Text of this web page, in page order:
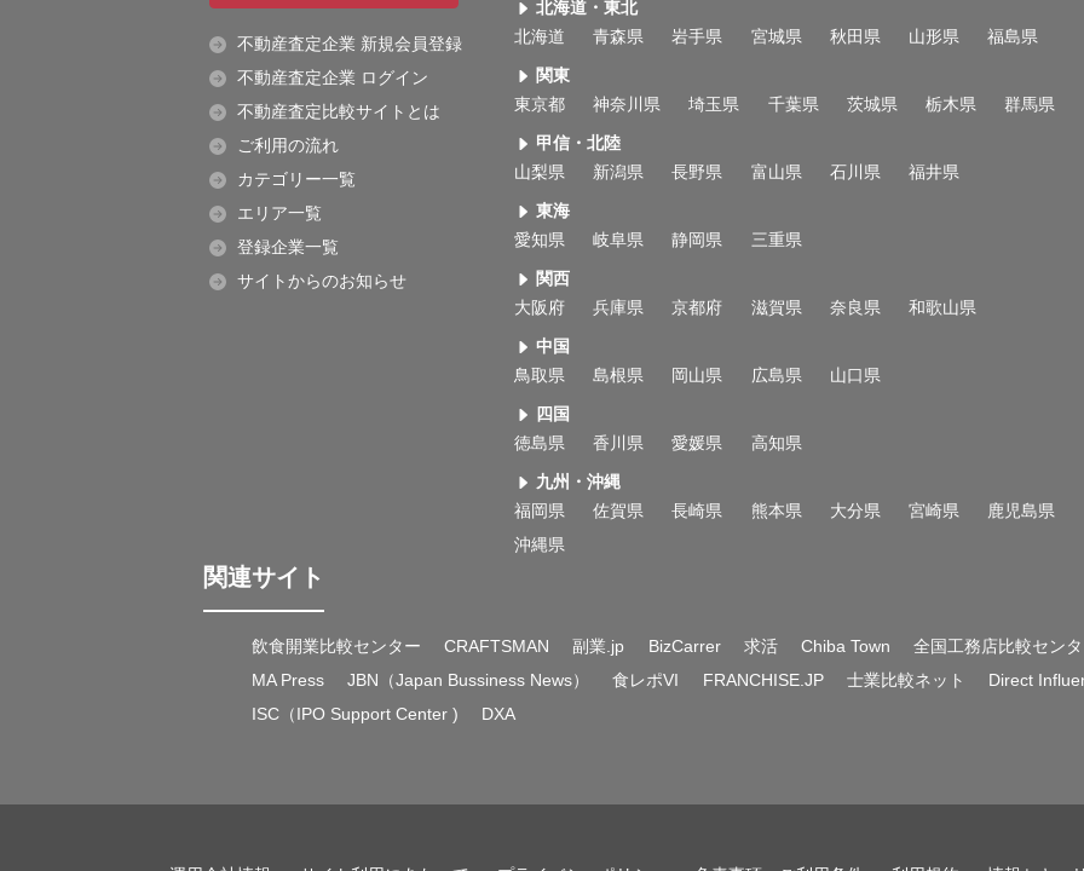
不動産査定企業 新規会員登録
不動産査定企業 ログイン
不動産査定比較サイトとは
ご利用の流れ
カテゴリー一覧
エリア一覧
登録企業一覧
サイトからのお知らせ
北海道・東北
北海道
青森県 岩手県 宮城県 秋田県 山形県 福島県
関東
東京都
神奈川県 埼玉県 千葉県 茨城県 栃木県 群馬県
甲信・北陸
山梨県
新潟県 長野県 富山県 石川県 福井県
東海
愛知県
岐阜県 静岡県 三重県
関西
大阪府
兵庫県 京都府 滋賀県 奈良県 和歌山県
中国
鳥取県
島根県 岡山県 広島県 山口県
四国
徳島県
香川県 愛媛県 高知県
九州・沖縄
福岡県
佐賀県 長崎県 熊本県 大分県 宮崎県
鹿児島県
沖縄県
関連サイト
飲食開業比較センター CRAFTSMAN 副業.jp BizCarrer 求活 Chiba Town
全国工務店比較セン
MA Press
JBN（Japan Bussiness News） 食レポVI FRANCHISE.JP 士業比較ネット
Direct
ISC（IPO Support Center )
DXA